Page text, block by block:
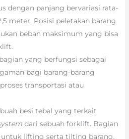
dengan panjang bervariasi rata-
meter. Posisi peletakan barang
beban maksimum yang bisa
yang berfungsi sebagai
bagi barang-barang
transportasi atau
besi tebal yang terkait
dari sebuah forklift. Bagian
lifting serta tilting barang.